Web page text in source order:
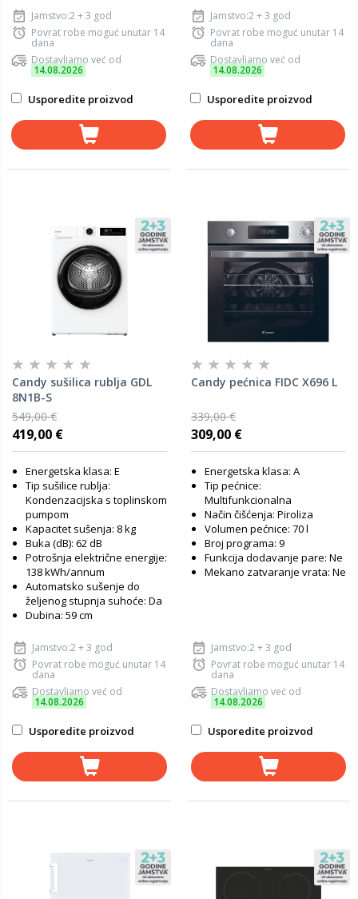
Jamstvo:2 + 3 god
Povrat robe moguć unutar 14
dana
Dostavljamo već od
14.08.2026
Usporedite proizvod
Jamstvo:2 + 3 god
Povrat robe moguć unutar 14
dana
Dostavljamo već od
14.08.2026
Usporedite proizvod
Candy sušilica rublja GDL
8N1B-S
549,00 €
419,00 €
Energetska klasa: E
Tip sušilice rublja:
Kondenzacijska s toplinskom
pumpom
Kapacitet sušenja: 8 kg
Buka (dB): 62 dB
Potrošnja električne energije:
138 kWh/annum
Automatsko sušenje do
željenog stupnja suhoće: Da
Dubina: 59 cm
Jamstvo:2 + 3 god
Povrat robe moguć unutar 14
dana
Dostavljamo već od
14.08.2026
Usporedite proizvod
Candy pećnica FIDC X696 L
339,00 €
309,00 €
Energetska klasa: A
Tip pećnice:
Multifunkcionalna
Način čišćenja: Piroliza
Volumen pećnice: 70 l
Broj programa: 9
Funkcija dodavanje pare: Ne
Mekano zatvaranje vrata: Ne
Jamstvo:2 + 3 god
Povrat robe moguć unutar 14
dana
Dostavljamo već od
14.08.2026
Usporedite proizvod